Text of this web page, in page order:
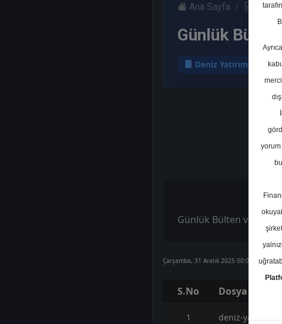
Ana Sayfa
Günlük
Deniz Yatırım
Günlük Bülten ve Şirket
Çarşamba, 31 Aralık 2025 00:00
S.No Dosya Adı
1 deniz-yatirim-
yorum